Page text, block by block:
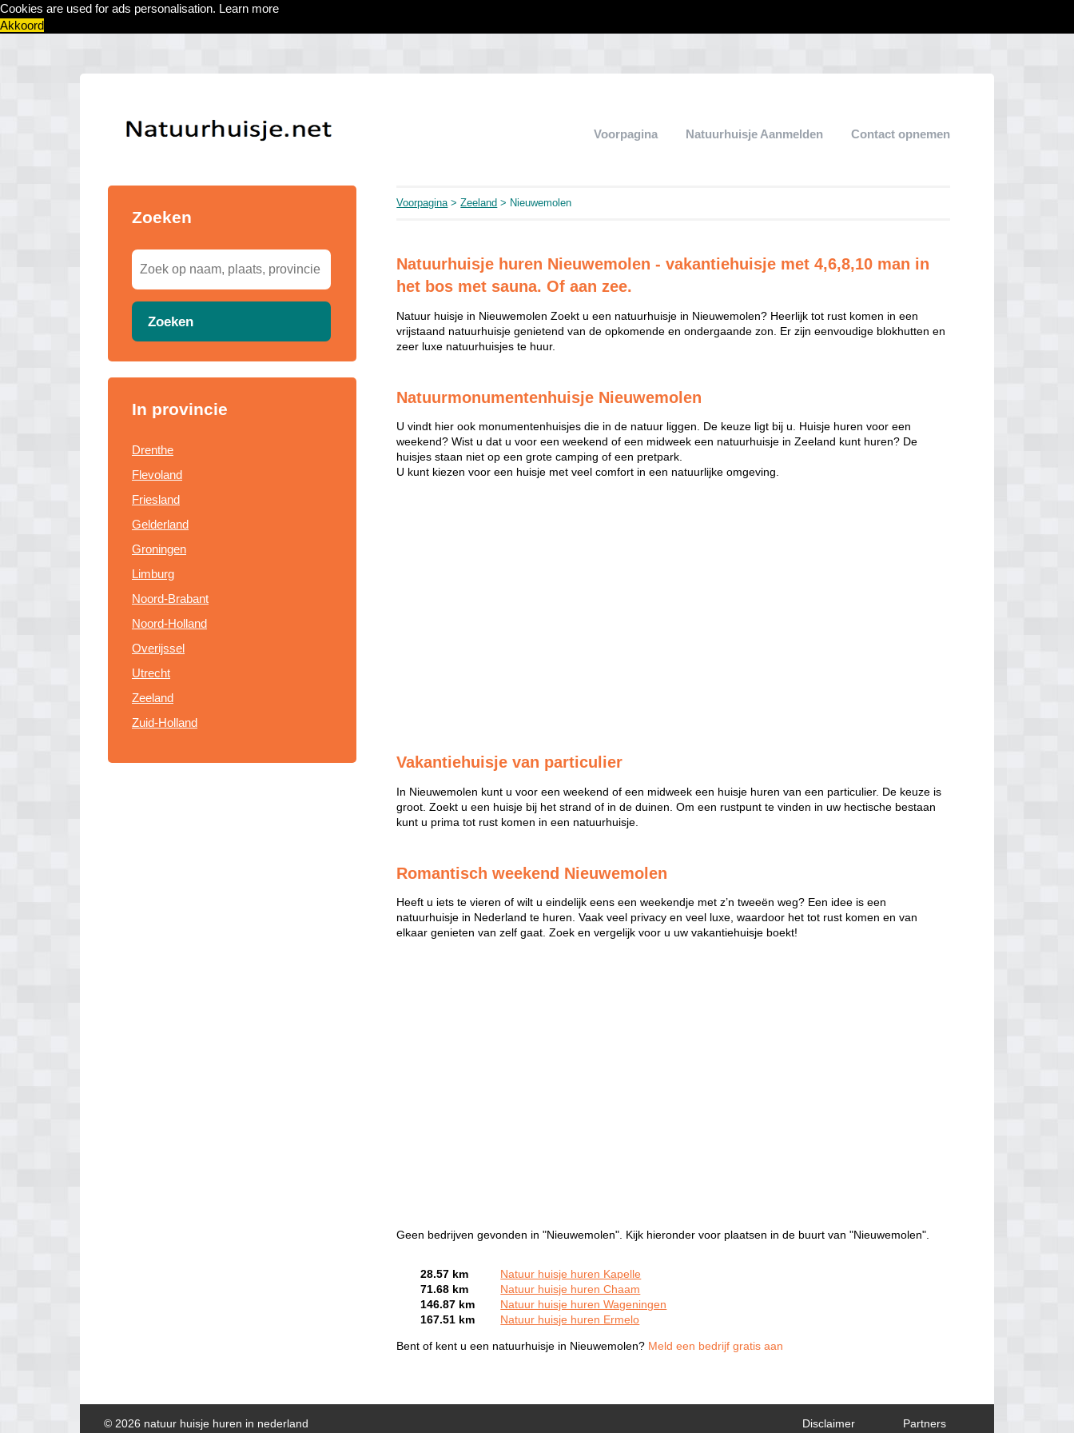
Cookies are used for ads personalisation. Learn more
Akkoord
Voorpagina Natuurhuisje Aanmelden Contact opnemen
Zoeken
Zoeken
In provincie
Drenthe
Flevoland
Friesland
Gelderland
Groningen
Limburg
Noord-Brabant
Noord-Holland
Overijssel
Utrecht
Zeeland
Zuid-Holland
Voorpagina>Zeeland > Nieuwemolen
Natuurhuisje huren Nieuwemolen - vakantiehuisje met 4,6,8,10 man in
het bos met sauna. Of aan zee.
Natuur huisje in Nieuwemolen Zoekt u een natuurhuisje in Nieuwemolen? Heerlijk tot rust komen in een
vrijstaand natuurhuisje genietend van de opkomende en ondergaande zon. Er zijn eenvoudige blokhutten en
zeer luxe natuurhuisjes te huur.
Natuurmonumentenhuisje Nieuwemolen
U vindt hier ook monumentenhuisjes die in de natuur liggen. De keuze ligt bij u. Huisje huren voor een
weekend? Wist u dat u voor een weekend of een midweek een natuurhuisje in Zeeland kunt huren? De
huisjes staan niet op een grote camping of een pretpark.
U kunt kiezen voor een huisje met veel comfort in een natuurlijke omgeving.
Vakantiehuisje van particulier
In Nieuwemolen kunt u voor een weekend of een midweek een huisje huren van een particulier. De keuze is
groot. Zoekt u een huisje bij het strand of in de duinen. Om een rustpunt te vinden in uw hectische bestaan
kunt u prima tot rust komen in een natuurhuisje.
Romantisch weekend Nieuwemolen
Heeft u iets te vieren of wilt u eindelijk eens een weekendje met z’n tweeën weg? Een idee is een
natuurhuisje in Nederland te huren. Vaak veel privacy en veel luxe, waardoor het tot rust komen en van
elkaar genieten van zelf gaat. Zoek en vergelijk voor u uw vakantiehuisje boekt!
Geen bedrijven gevonden in "Nieuwemolen". Kijk hieronder voor plaatsen in de buurt van "Nieuwemolen".
28.57 km
Natuur huisje huren Kapelle
71.68 km
Natuur huisje huren Chaam
146.87 km
Natuur huisje huren Wageningen
167.51 km
Natuur huisje huren Ermelo
Bent of kent u een natuurhuisje in Nieuwemolen? Meld een bedrijf gratis aan
Partners
Disclaimer
© 2026 natuur huisje huren in nederland